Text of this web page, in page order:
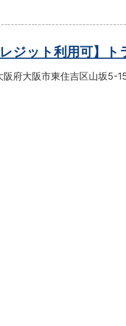
レジット利用可】
阪府大阪市東住吉区山坂5-